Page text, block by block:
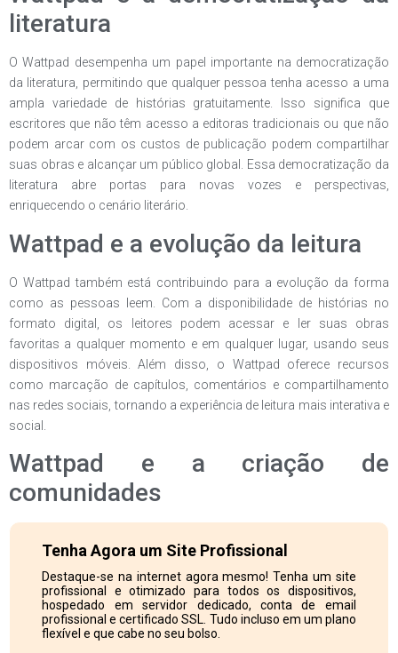
literatura
O Wattpad desempenha um papel importante na democratização
da literatura, permitindo que qualquer pessoa tenha acesso a uma
ampla variedade de histórias gratuitamente. Isso significa que
escritores que não têm acesso a editoras tradicionais ou que não
podem arcar com os custos de publicação podem compartilhar
suas obras e alcançar um público global. Essa democratização da
literatura abre portas para novas vozes e perspectivas,
enriquecendo o cenário literário.
Wattpad e a evolução da leitura
O Wattpad também está contribuindo para a evolução da forma
como as pessoas leem. Com a disponibilidade de histórias no
formato digital, os leitores podem acessar e ler suas obras
favoritas a qualquer momento e em qualquer lugar, usando seus
dispositivos móveis. Além disso, o Wattpad oferece recursos
como marcação de capítulos, comentários e compartilhamento
nas redes sociais, tornando a experiência de leitura mais interativa e
social.
Wattpad e a criação de
comunidades
Tenha Agora um Site Profissional
Destaque-se na internet agora mesmo! Tenha um site
profissional e otimizado para todos os dispositivos,
hospedado em servidor dedicado, conta de email
profissional e certificado SSL. Tudo incluso em um plano
flexível e que cabe no seu bolso.